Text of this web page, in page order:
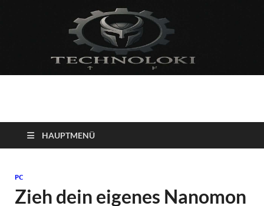
Technoloki: Gaming
und Entertainment
Blockbuster, Indie-Perlen und Retro-Klassiker.
HAUPTMENÜ
PC
Zieh dein eigenes Nanomon